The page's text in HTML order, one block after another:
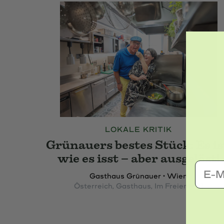
LOKALE KRITIK
Grünauers bestes Stück: Es
wie es isst – aber ausgelöst!
Gasthaus Grünauer • Wien
Österreich, Gasthaus, Im Freien (+3)
E-Mail